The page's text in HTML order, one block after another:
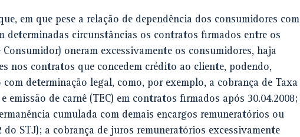
em que pese a relação de dependência dos consumidores com
determinadas circunstâncias os contratos firmados entre os
oneram excessivamente os consumidores, haja
nos contratos que concedem crédito ao cliente, podendo,
determinação legal, como, por exemplo, a cobrança de Taxa
emissão de carnê (TEC) em contratos firmados após 30.04.2008;
cumulada com demais encargos remuneratórios ou
do STJ); a cobrança de juros remuneratórios excessivamente